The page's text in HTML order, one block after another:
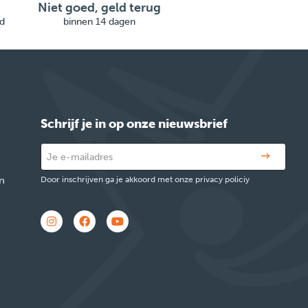
Niet goed, geld terug
binnen 14 dagen
Schrijf je in op onze nieuwsbrief
Door inschrijven ga je akkoord met onze privacy policiy